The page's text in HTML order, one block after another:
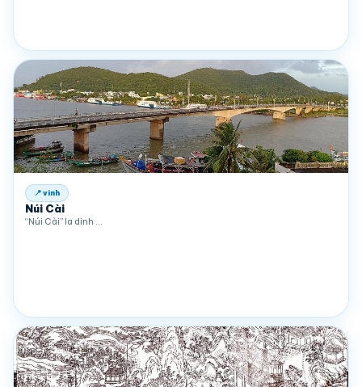
📍 vinh
Núi Cài
“Núi Cài” la dinh …